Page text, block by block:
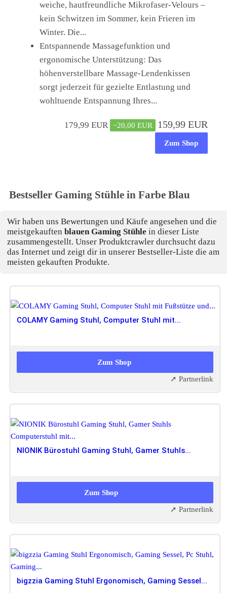
weiche, hautfreundliche Mikrofaser-Velours –
kein Schwitzen im Sommer, kein Frieren im
Winter. Die...
Entspannende Massagefunktion und
ergonomische Unterstützung: Das
höhenverstellbare Massage-Lendenkissen
sorgt jederzeit für gezielte Entlastung und
wohltuende Entspannung Ihres...
179,99 EUR −20,00 EUR 159,99 EUR
Zum Shop
Bestseller Gaming Stühle in Farbe Blau
Wir haben uns Bewertungen und Käufe angesehen und die
meistgekauftenblauen Gaming Stühle in dieser Liste
zusammengestellt. Unser Produktcrawler durchsucht dazu
das Internet und zeigt dir in unserer Bestseller-Liste die am
meisten gekauften Produkte.
COLAMY Gaming Stuhl, Computer Stuhl mit...
Zum Shop
➚ Partnerlink
NIONIK Bürostuhl Gaming Stuhl, Gamer Stuhls...
Zum Shop
➚ Partnerlink
bigzzia Gaming Stuhl Ergonomisch, Gaming Sessel...